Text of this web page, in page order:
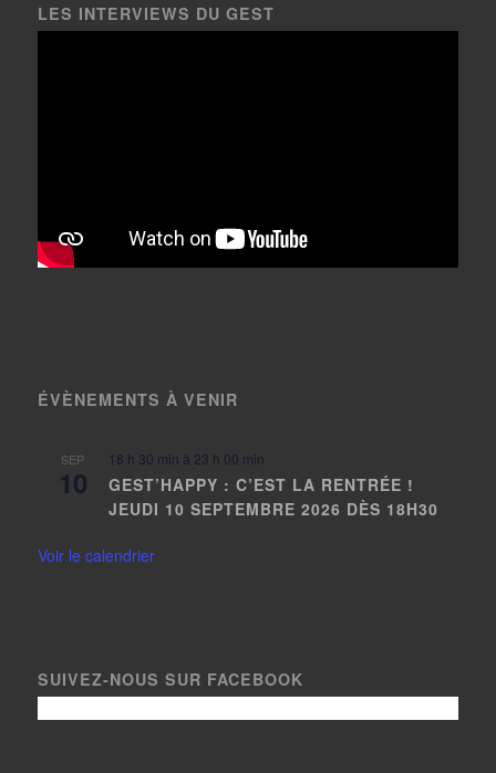
LES INTERVIEWS DU GEST
ÉVÈNEMENTS À VENIR
SEP
10
18 h 30 min à 23 h 00 min
GEST’HAPPY : C’EST LA RENTRÉE !
JEUDI 10 SEPTEMBRE 2026 DÈS 18H30
Voir le calendrier
SUIVEZ-NOUS SUR FACEBOOK